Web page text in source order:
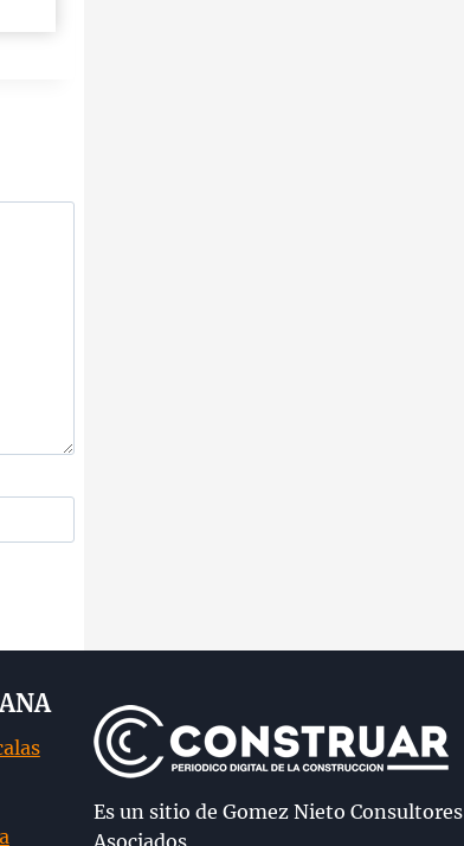
Es un sitio de Gomez Nieto Consultores
Asociados